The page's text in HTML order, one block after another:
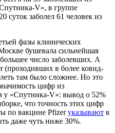
V», в группе
суток заболел 61 человек из
фазы клинических
бушевала сильнейшая
число заболевших. А
(проходивших в более ковид-
там было сложнее. Но это
цифр из
у «Спутника-V»: вывод о 52%
что точность этих цифр
по вакцине Pfizerуказывают в
даже чуть ниже 30%.